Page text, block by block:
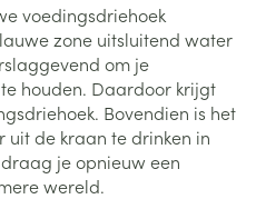
voedingsdriehoek
zone uitsluitend water
om je
houden. Daardoor krijgt
Bovendien is het
uit de kraan te drinken in
je opnieuw een
wereld.